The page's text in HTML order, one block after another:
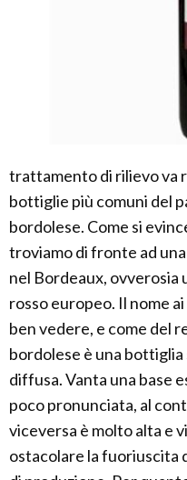
trattamento di rilievo va
bottiglie più comuni del
bordolese. Come si
troviamo di fronte ad
nel Bordeaux,
rosso europeo. Il nome
ben vedere, e come del
bordolese è una
diffusa. Vanta una base
poco pronunciata, al
viceversa è molto alta e
ostacolare la fuoriuscita